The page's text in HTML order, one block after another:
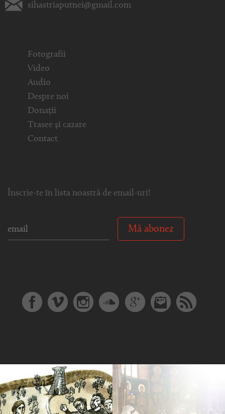
sihastriaputnei@gmail.com
Fotografii
Video
Audio
Despre noi
Donații
Trasee și cazare
Contact
Înscrie-te în lista noastră de email-uri!
Mă abonez